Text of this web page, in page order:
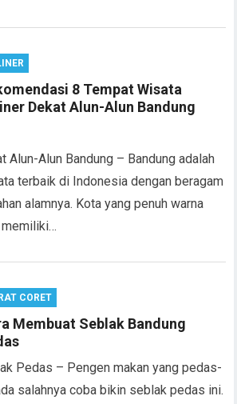
8 Tempat Wisata
Dekat Alun-Alun Bandung
Alun-Alun Bandung – Bandung adalah
terbaik di Indonesia dengan beragam
alamnya. Kota yang penuh warna
memiliki…
CORET
Membuat Seblak Bandung
Pedas – Pengen makan yang pedas-
salahnya coba bikin seblak pedas ini.